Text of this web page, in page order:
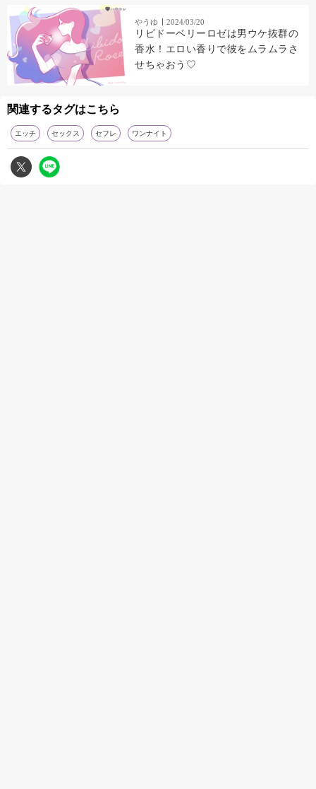
やうゆ 2024/03/20
リビドーベリーロゼは男ウケ抜群の
香水！エロい香りで彼をムラムラさ
せちゃおう♡
関連するタグはこちら
エッチ セックス セフレ ワンナイト